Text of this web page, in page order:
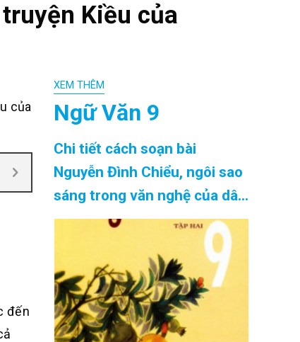
Kiều của
của
đến
XEM THÊM
Ngữ Văn 9
Chi tiết cách soạn bài
Nguyễn Đình Chiểu, ngôi sao
sáng trong văn nghệ của dân
tộc siêu ngắn chính xác nhất